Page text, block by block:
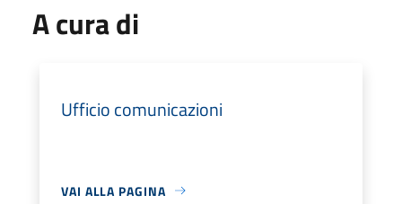
A cura di
Ufficio comunicazioni
VAI ALLA PAGINA